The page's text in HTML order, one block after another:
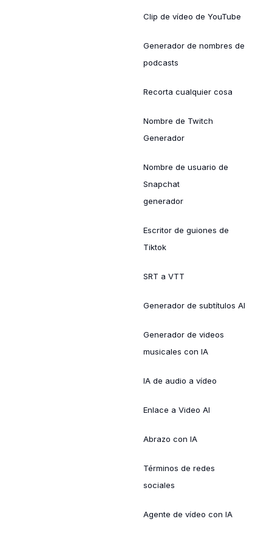
Clip de vídeo de YouTube
Generador de nombres de
podcasts
Recorta cualquier cosa
Nombre de Twitch
Generador
Nombre de usuario de
Snapchat
generador
Escritor de guiones de
Tiktok
SRT a VTT
Generador de subtítulos AI
Generador de videos
musicales con IA
IA de audio a vídeo
Enlace a Video AI
Abrazo con IA
Términos de redes
sociales
Agente de vídeo con IA